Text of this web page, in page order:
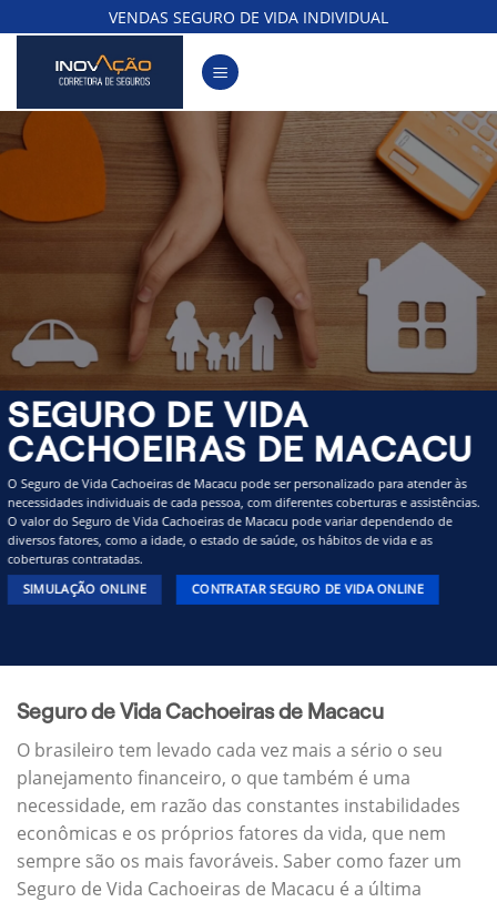
to
content
VENDAS SEGURO DE VIDA INDIVIDUAL
SEGURO DE VIDA
CACHOEIRAS DE MACACU
O Seguro de Vida Cachoeiras de Macacu pode ser personalizado para atender às
necessidades individuais de cada pessoa, com diferentes coberturas e assistências.
O valor do Seguro de Vida Cachoeiras de Macacu pode variar dependendo de
diversos fatores, como a idade, o estado de saúde, os hábitos de vida e as
coberturas contratadas.
SIMULAÇÃO ONLINE CONTRATAR SEGURO DE VIDA ONLINE
Seguro de Vida Cachoeiras de Macacu
O brasileiro tem levado cada vez mais a sério o seu
planejamento financeiro, o que também é uma
necessidade, em razão das constantes instabilidades
econômicas e os próprios fatores da vida, que nem
sempre são os mais favoráveis. Saber como fazer um
Seguro de Vida Cachoeiras de Macacu é a última